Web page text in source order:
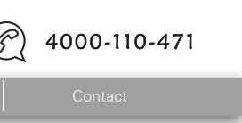
Contact